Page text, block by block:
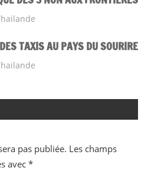
TAXIS AU PAYS DU SOURIRE
pas publiée. Les champs
avec *